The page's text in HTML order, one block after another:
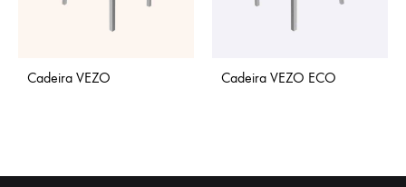
Cadeira VEZO Cadeira VEZO ECO